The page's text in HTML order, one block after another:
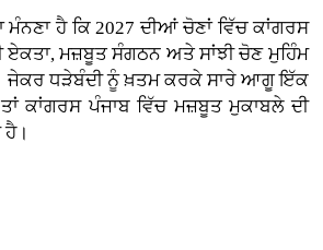
ਮੰਨਣਾ ਹੈ ਕਿ 2027 ਦੀਆਂ ਚੋਣਾਂ ਵਿੱਚ ਕਾਂਗਰਸ
ਏਕਤਾ, ਮਜ਼ਬੂਤ ਸੰਗਠਨ ਅਤੇ ਸਾਂਝੀ ਚੋਣ ਮੁਹਿੰਮ
ਜੇਕਰ ਧੜੇਬੰਦੀ ਨੂੰ ਖ਼ਤਮ ਕਰਕੇ ਸਾਰੇ ਆਗੂ ਇੱਕ
ਕਾਂਗਰਸ ਪੰਜਾਬ ਵਿੱਚ ਮਜ਼ਬੂਤ ਮੁਕਾਬਲੇ ਦੀ
ਹੈ।